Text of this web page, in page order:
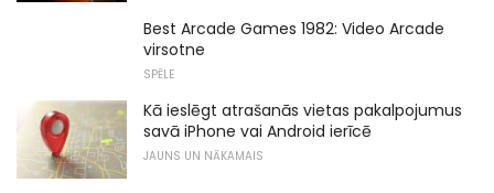
Best Arcade Games 1982: Video Arcade
virsotne
SPĒLE
Kā ieslēgt atrašanās vietas pakalpojumus
savā iPhone vai Android ierīcē
JAUNS UN NĀKAMAIS